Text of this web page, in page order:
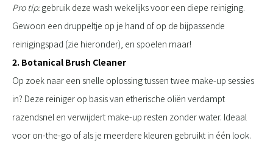
Pro tip:gebruik deze wash wekelijks voor een diepe reiniging.
Gewoon een druppeltje op je hand of op de bijpassende
reinigingspad (zie hieronder), en spoelen maar!
2. Botanical Brush Cleaner
Op zoek naar een snelle oplossing tussen twee make-up sessies
in? Deze reiniger op basis van etherische oliën verdampt
razendsnel en verwijdert make-up resten zonder water. Ideaal
voor on-the-go of als je meerdere kleuren gebruikt in één look.